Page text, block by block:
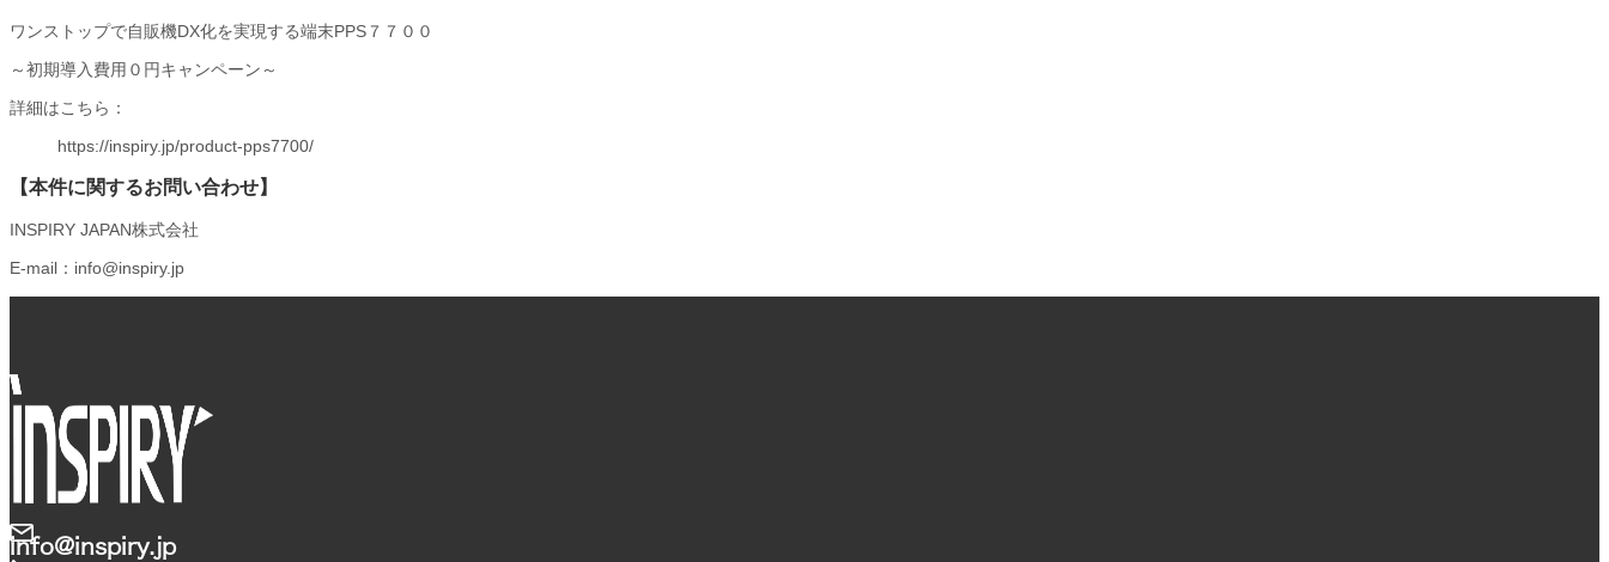
ワンストップで自販機DX化を実現する端末PPS７７００
～初期導入費用０円キャンペーン～
詳細はこちら：
https://inspiry.jp/product-pps7700/
【本件に関するお問い合わせ】
INSPIRY JAPAN株式会社
E-mail：info@inspiry.jp
info@inspiry.jp